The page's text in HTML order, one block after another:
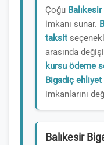
Çoğu
imkanı sunar.
taksit
arasında
kursu ödeme
Bigadiç
imkanlarını
Balıkesir